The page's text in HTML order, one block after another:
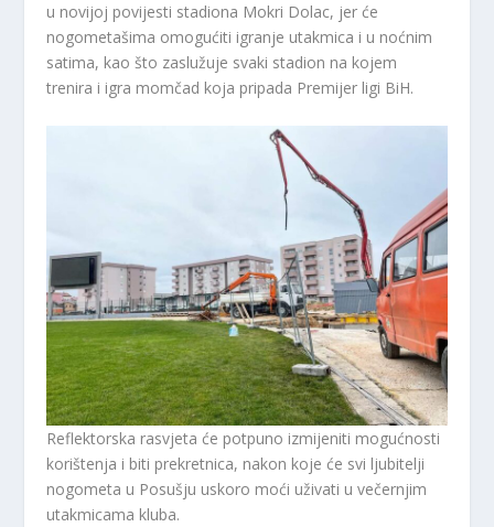
u novijoj povijesti stadiona Mokri Dolac, jer će
nogometašima omogućiti igranje utakmica i u noćnim
satima, kao što zaslužuje svaki stadion na kojem
trenira i igra momčad koja pripada Premijer ligi BiH.
Reflektorska rasvjeta će potpuno izmijeniti mogućnosti
korištenja i biti prekretnica, nakon koje će svi ljubitelji
nogometa u Posušju uskoro moći uživati u večernjim
utakmicama kluba.